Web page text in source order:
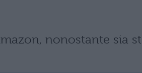
nonostante sia